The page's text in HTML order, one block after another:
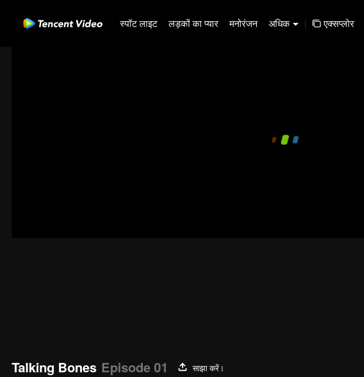
स्पॉट लाइट लड़कों का प्यार मनोरंजन अधिक | एक्सप्लोर
Talking Bones Episode 01
साझा करें।